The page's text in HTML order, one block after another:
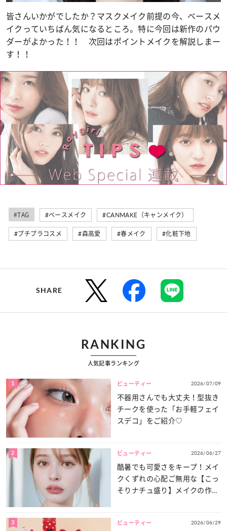
皆さんいかがでしたか？マスクメイク前提の今、ベースメ
イクっていちばん気になるところ。特に今回は新作のパウ
ダーがよかった！！ 次回はポイントメイクを解説しまー
す！！
#TAG #ベースメイク #CANMAKE（キャンメイク）
#プチプラコスメ #森高愛 #春メイク #化粧下地
SHARE
RANKING
人気記事ランキング
1 ビューティー 2026/07/09
不器用さんでも大丈夫！型抜き
チークを使った「お手軽フェイ
スデコ」をご紹介♡
2 ビューティー 2026/06/27
酷暑でも可愛さをキープ！メイ
クくずれの心配ご無用な【こっ
そりナチュ盛り】メイクの作り
3 ビューティー 2026/06/29